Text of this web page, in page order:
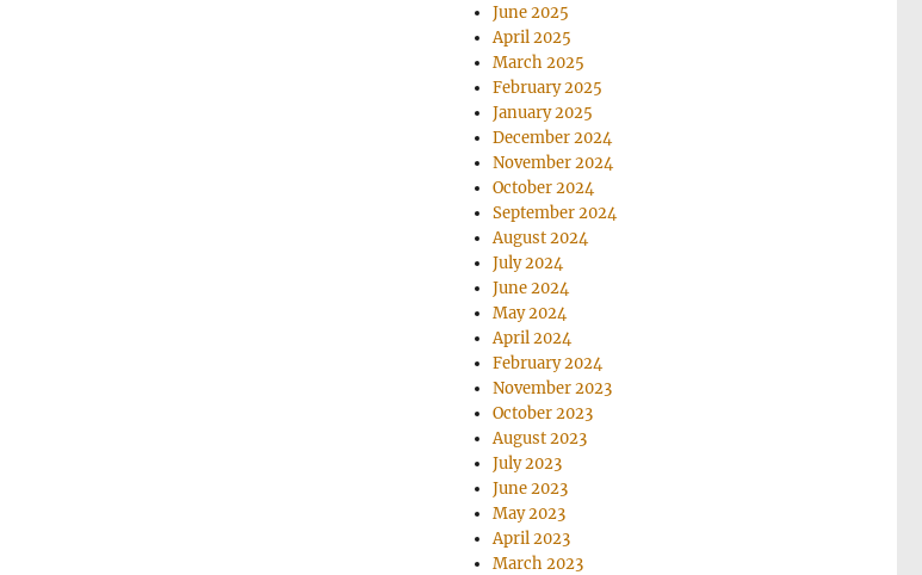
June 2025
April 2025
March 2025
February 2025
January 2025
December 2024
November 2024
October 2024
September 2024
August 2024
July 2024
June 2024
May 2024
April 2024
February 2024
November 2023
October 2023
August 2023
July 2023
June 2023
May 2023
April 2023
March 2023